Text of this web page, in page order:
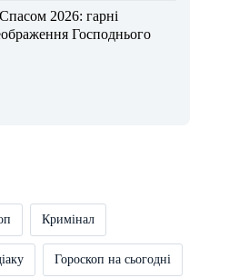
2026: гарні
Господнього
Кримінал
Гороскоп на сьогодні